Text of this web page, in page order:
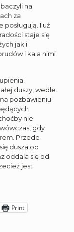
na
za
posługują. Iluż
staje się
jak i
i kala nimi
duszy, wedle
pozbawieniu
nie
gdy
Przede
dusza od
oddala się od
jest
Print